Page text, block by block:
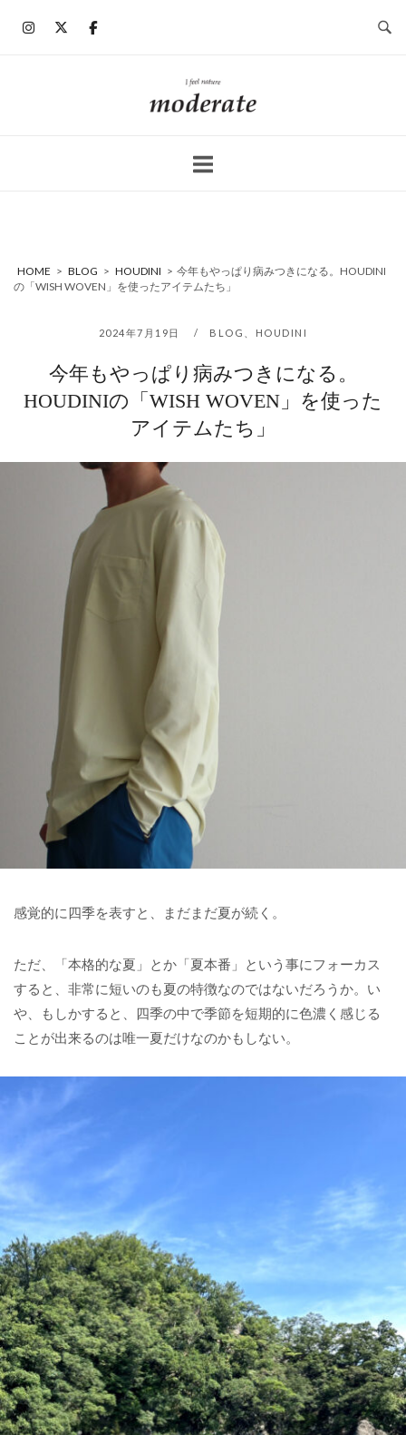
ホ
ー
HOME > BLOG > HOUDINI > 今年もやっぱり病みつきになる。HOUDINI
の「WISH WOVEN」を使ったアイテムたち」
2024年7月19日 BLOG HOUDINI
今年もやっぱり病みつきになる。
HOUDINIの「WISH WOVEN」を使った
アイテムたち」
感覚的に四季を表すと、まだまだ夏が続く。
ただ、「本格的な夏」とか「夏本番」という事にフォーカス
すると、非常に短いのも夏の特徴なのではないだろうか。 い
や、もしかすると、四季の中で季節を短期的に色濃く感じる
ことが出来るのは唯一夏だけなのかもしない。